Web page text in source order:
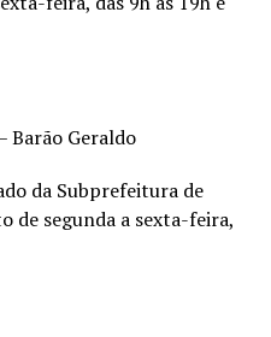
Barão Geraldo
da Subprefeitura de
de segunda a sexta-feira,